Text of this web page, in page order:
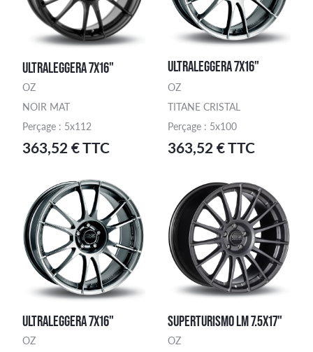
ULTRALEGGERA 7X16"
OZ
NOIR MAT
Perçage : 5x112
363,52 € TTC
ULTRALEGGERA 7X16"
OZ
TITANE CRISTAL
Perçage : 5x100
363,52 € TTC
ULTRALEGGERA 7X16"
OZ
SUPERTURISMO LM 7.5X17"
OZ